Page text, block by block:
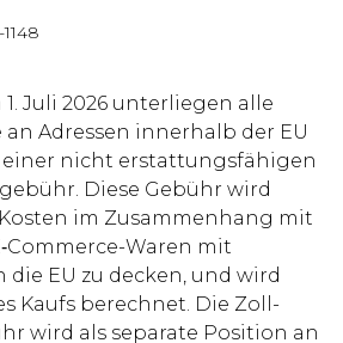
Juli 2026 unterliegen alle
Adressen innerhalb der EU
nicht erstattungsfähigen
Diese Gebühr wird
im Zusammenhang mit
Waren mit
EU zu decken, und wird
Kaufs berechnet. Die Zoll-
wird als separate Position an